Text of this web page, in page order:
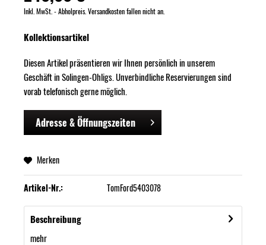
Inkl. MwSt. - Abholpreis. Versandkosten fallen nicht an.
Kollektionsartikel
Diesen Artikel präsentieren wir Ihnen persönlich in unserem
Geschäft in Solingen-Ohligs. Unverbindliche Reservierungen sind
vorab telefonisch gerne möglich.
Adresse & Öffnungszeiten
Merken
Artikel-Nr.: TomFord5403078
Beschreibung
mehr